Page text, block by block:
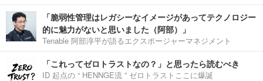
「脆弱性管理はレガシーなイメージがあってテクノロジー
的に魅力がないと思いました（阿部）」
Tenable 阿部淳平が語るエクスポージャーマネジメント
「これってゼロトラストなの？」と思ったら読むべき
ID 起点の “ HENNGE流 ” ゼロトラストここに爆誕